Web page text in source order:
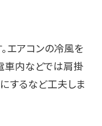
エアコンの冷風を
車内などでは肩掛
するなど工夫しま